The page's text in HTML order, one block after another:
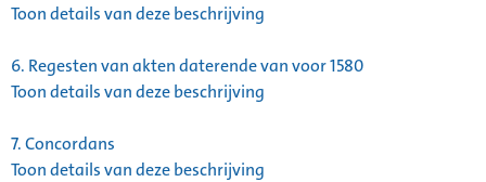
Toon details van deze beschrijving
6. Regesten van akten daterende van voor 1580
Toon details van deze beschrijving
7.Concordans
Toon details van deze beschrijving